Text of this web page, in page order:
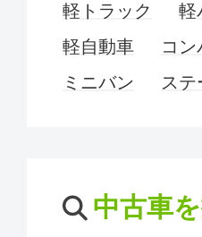
軽トラック 軽
軽自動車
コ
ミニバン
ス
中古車